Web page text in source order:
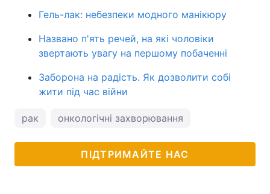
Гель-лак: небезпеки модного манікюру
Названо п'ять речей, на які чоловіки
звертають увагу на першому побаченні
Заборона на радість. Як дозволити собі
жити під час війни
рак онкологічні захворювання
ПІДТРИМАЙТЕ НАС